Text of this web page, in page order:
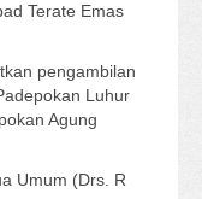
Terate Emas
pengambilan
Luhur
Agung
Umum (Drs. R